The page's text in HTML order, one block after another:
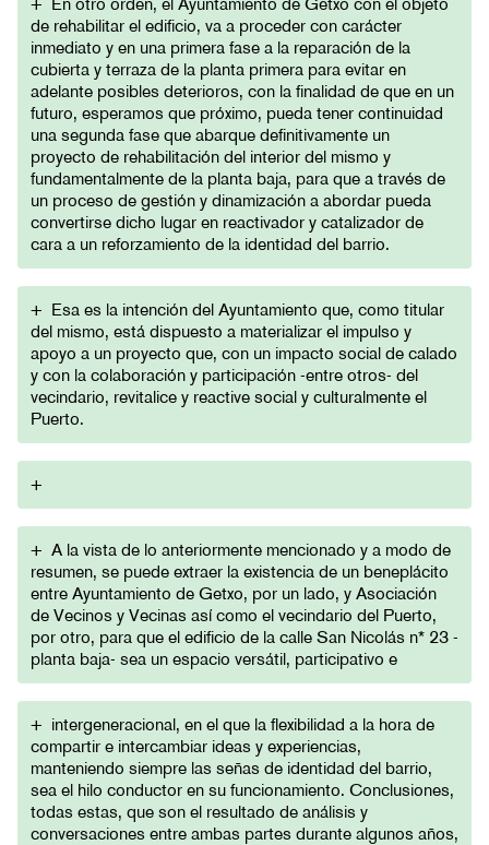
de rehabilitar el edificio, va a proceder con carácter
inmediato y en una primera fase a la reparación de la
cubierta y terraza de la planta primera para evitar en
adelante posibles deterioros, con la finalidad de que en un
futuro, esperamos que próximo, pueda tener continuidad
una segunda fase que abarque definitivamente un
proyecto de rehabilitación del interior del mismo y
fundamentalmente de la planta baja, para que a través de
un proceso de gestión y dinamización a abordar pueda
convertirse dicho lugar en reactivador y catalizador de
cara a un reforzamiento de la identidad del barrio.
+ Esa es la intención del Ayuntamiento que, como titular
del mismo, está dispuesto a materializar el impulso y
apoyo a un proyecto que, con un impacto social de calado
y con la colaboración y participación -entre otros- del
vecindario, revitalice y reactive social y culturalmente el
Puerto.
+
+ A la vista de lo anteriormente mencionado y a modo de
resumen, se puede extraer la existencia de un beneplácito
entre Ayuntamiento de Getxo, por un lado, y Asociación
de Vecinos y Vecinas así como el vecindario del Puerto,
por otro, para que el edificio de la calle San Nicolás n* 23 -
planta baja- sea un espacio versátil, participativo e
+ intergeneracional, en el que la flexibilidad a la hora de
compartir e intercambiar ideas y experiencias,
manteniendo siempre las señas de identidad del barrio,
sea el hilo conductor en su funcionamiento. Conclusiones,
todas estas, que son el resultado de análisis y
conversaciones entre ambas partes durante algunos años,